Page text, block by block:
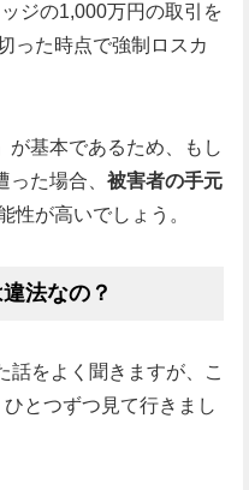
ジの1,000万円の取引を
った時点で強制ロスカ
が基本であるため、もし
た場合、 被害者の手元
性が高いでしょう。
法なの？
話をよく聞きますが、こ
とつずつ見て行きまし